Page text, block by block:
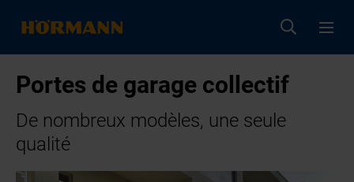
Portes de garage collectif
De nombreux modèles, une seule
qualité